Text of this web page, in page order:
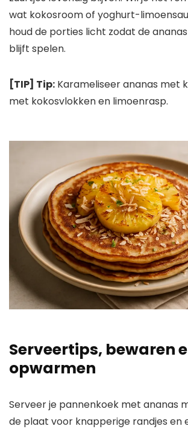
wat kokosroom of yoghurt-
houd de porties licht zodat de
blijft spelen.
[TIP] Tip: Karameliseer ananas met
met kokosvlokken en limoenrasp.
Serveertips, bewaren
opwarmen
Serveer je pannenkoek met ananas
de plaat voor knapperige randjes en